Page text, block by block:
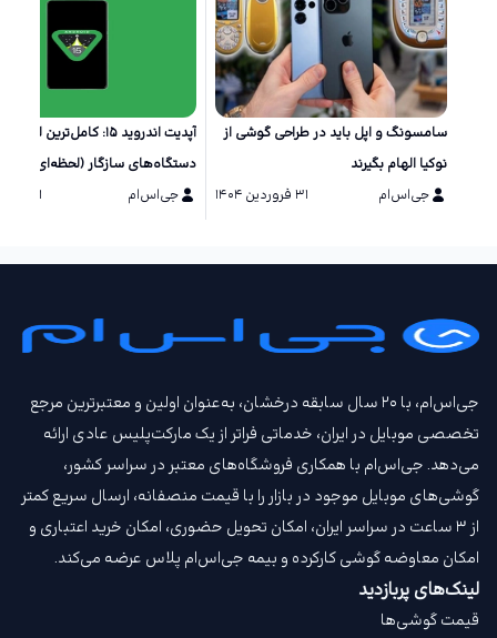
سامسونگ و اپل باید در طراحی گوشی از
نوکیا الهام بگیرند
جی‌اس‌ام
۳۱ فروردین ۱۴۰۴
آپدیت اندروید ۱۵: کامل‌ترین لیست
دستگاه‌های سازگار (لحظه‌ای)
جی‌اس‌ام
۲۱ خرداد ۱۴۰۳
جی‌اس‌ام، با ۲۰ سال سابقه درخشان، به‌عنوان اولین و معتبرترین مرجع
تخصصی موبایل در ایران، خدماتی فراتر از یک مارکت‌پلیس عادی ارائه
می‌دهد. جی‌اس‌ام با همکاری فروشگاه‌های معتبر در سراسر کشور،
گوشی‌های موبایل موجود در بازار را با قیمت‌ منصفانه، ارسال سریع کمتر
از ۳ ساعت در سراسر ایران، امکان تحویل حضوری، امکان خرید اعتباری و
امکان معاوضه گوشی کارکرده و بیمه جی‌اس‌ام‌ پلاس عرضه می‌کند.
لینک‌های پربازدید
قیمت گوشی‌ها